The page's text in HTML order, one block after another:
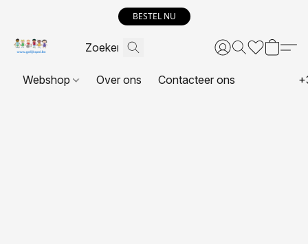
BESTEL NU
Webshop Over ons Contacteer ons